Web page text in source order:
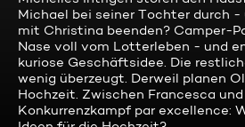
Michael bei seiner Tochter durch -
mit Christina beenden? Camper-
Nase voll vom Lotterleben - und
kuriose Geschäftsidee. Die
wenig überzeugt. Derweil planen
Hochzeit. Zwischen Francesca
Konkurrenzkampf par excellence: